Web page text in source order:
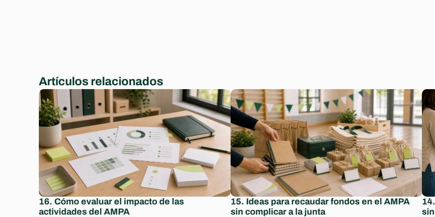
Artículos relacionados
16. Cómo evaluar el impacto de las
actividades del AMPA
15. Ideas para recaudar fondos en el AMPA
sin complicar a la junta